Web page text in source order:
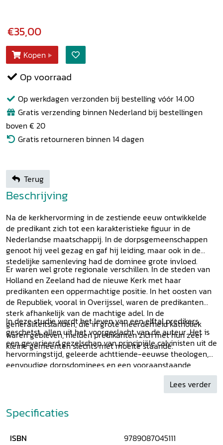
€35,00
Kopen
Op voorraad
Op werkdagen verzonden bij bestelling vóór 14.00
Gratis verzending binnen Nederland bij bestellingen
boven € 20
Gratis retourneren binnen 14 dagen
Terug
Beschrijving
Na de kerkhervorming in de zestiende eeuw ontwikkelde
de predikant zich tot een karakteristieke figuur in de
Nederlandse maatschappij. In de dorpsgemeenschappen
genoot hij veel gezag en gaf hij leiding, maar ook in de
stedelijke samenleving had de dominee grote invloed.
Er waren wel grote regionale verschillen. In de steden van
Holland en Zeeland had de nieuwe Kerk met haar
predikanten een oppermachtige positie. In het oosten van
de Republiek, vooral in Overijssel, waren de predikanten
sterk afhankelijk van de machtige adel. In de
generaliteitslanden, die in grote meerderheid katholiek
waren gebleven, hielden predikanten zich met hun zeer
kleine gemeenten slechts met moeite staande.
In deze studie wordt het leven van een elftal predikers
geschetst, allen uit het voorgeslacht van de auteur. Het is
een gevarieerd gezelschap van principiële calvinisten uit de
hervormingstijd, geleerde achttiende-eeuwse theologen,
eenvoudige dorpsdominees en een vooraanstaande
Lees verder
Specificaties
ISBN
9789087045111